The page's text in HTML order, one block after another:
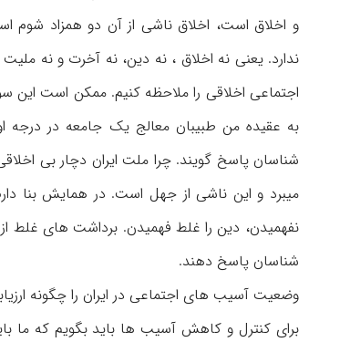
و اخلاق است، اخلاق ناشی از آن دو همزاد شوم
ندارد. یعنی نه اخلاق ، نه دین، نه آخرت و نه
اجتماعی اخلاقی را ملاحظه کنیم. ممکن است
به عقیده من طبیبان معالج یک جامعه در درجه
شناسان پاسخ گویند. چرا ملت ایران دچار بی
میبرد و این ناشی از جهل است. در همایش بنا
نفهمیدن، دین را غلط فهمیدن. برداشت های غلط
شناسان پاسخ دهند.
وضعیت آسیب های اجتماعی در ایران را چگونه
برای کنترل و کاهش آسیب ها باید بگویم که ما